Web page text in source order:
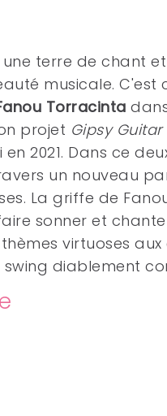
une terre de chant
musicale. C'est
Torracinta
projet Gipsy
en 2021. Dans ce
un nouveau
La griffe de
sonner et
virtuoses
swing diablement